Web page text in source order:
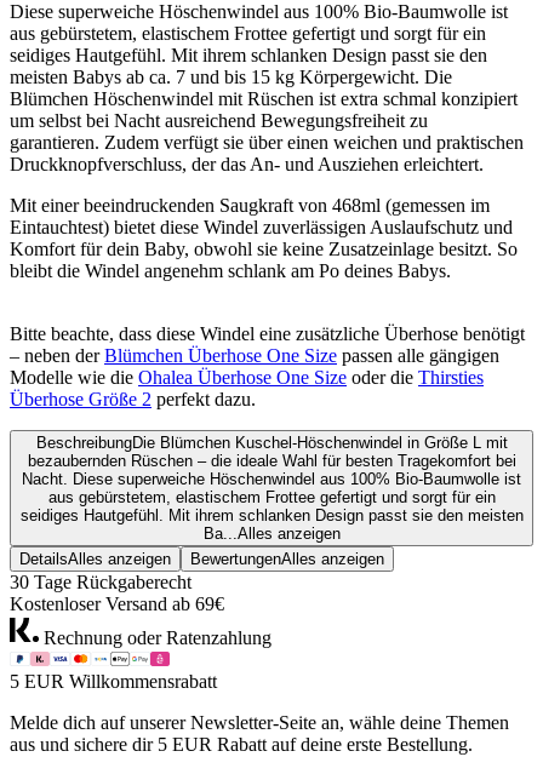
Diese superweiche Höschenwindel aus 100% Bio-Baumwolle ist
aus gebürstetem, elastischem Frottee gefertigt und sorgt für ein
seidiges Hautgefühl. Mit ihrem schlanken Design passt sie den
meisten Babys ab ca. 7 und bis 15 kg Körpergewicht. Die
Blümchen Höschenwindel mit Rüschen ist extra schmal konzipiert
um selbst bei Nacht ausreichend Bewegungsfreiheit zu
garantieren. Zudem verfügt sie über einen weichen und praktischen
Druckknopfverschluss, der das An- und Ausziehen erleichtert.
Mit einer beeindruckenden Saugkraft von 468ml (gemessen im
Eintauchtest) bietet diese Windel zuverlässigen Auslaufschutz und
Komfort für dein Baby, obwohl sie keine Zusatzeinlage besitzt. So
bleibt die Windel angenehm schlank am Po deines Babys.
Bitte beachte, dass diese Windel eine zusätzliche Überhose benötigt
– neben derBlümchen Überhose One Size passen alle gängigen
Modelle wie die Ohalea Überhose One Size oder die Thirsties
Überhose Größe 2 perfekt dazu.
BeschreibungDie Blümchen Kuschel-Höschenwindel in Größe L mit
bezaubernden Rüschen – die ideale Wahl für besten Tragekomfort bei
Nacht. Diese superweiche Höschenwindel aus 100% Bio-Baumwolle ist
aus gebürstetem, elastischem Frottee gefertigt und sorgt für ein
seidiges Hautgefühl. Mit ihrem schlanken Design passt sie den meisten
Ba...Alles anzeigen
DetailsAlles anzeigen BewertungenAlles anzeigen
30 Tage Rückgaberecht
Kostenloser Versand ab 69€
Rechnung oder Ratenzahlung
5 EUR Willkommensrabatt
Melde dich auf unserer Newsletter-Seite an, wähle deine Themen
aus und sichere dir 5 EUR Rabatt auf deine erste Bestellung.